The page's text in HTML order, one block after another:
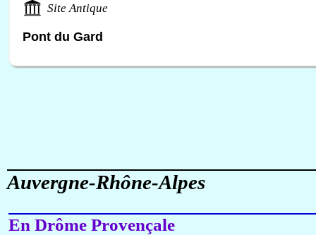
Site Antique
Pont du Gard
Auvergne-Rhône-Alpes
En Drôme Provençale